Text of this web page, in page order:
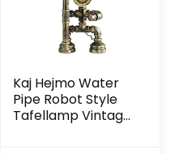
Kaj Hejmo Water
Pipe Robot Style
Tafellamp Vintage